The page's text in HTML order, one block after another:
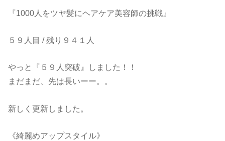
『1000人をツヤ髪にヘアケア美容師の挑戦』
５９人目 / 残り９４１人
やっと『５９人突破』しました！！
まだまだ、先は長いーー。。
新しく更新しました。
《綺麗めアップスタイル》